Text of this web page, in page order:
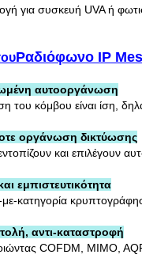
για συσκευή UVA ή
Ραδιόφωνο IP
αυτοοργάνωση
του κόμβου είναι ίση,
οργάνωση δικτύωσης
και επιλέγουν
εμπιστευτικότητα
κατηγορία
αντι-καταστροφή
COFDM, MIMO,